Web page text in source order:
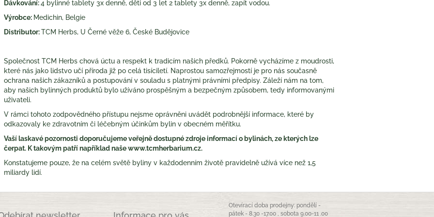
Dávkování:4 bylinné tablety 3x denně, děti od 3 let 2 tablety 3x denně, zapít vodou.
Výrobce: Medichin, Belgie
Distributor:TCM Herbs, U Černé věže 6, České Budějovice
Společnost TCM Herbs chová úctu a respekt k tradicím našich předků. Pokorně vycházíme z moudrosti,
které nás jako lidstvo učí příroda již po celá tisíciletí. Naprostou samozřejmostí je pro nás současně
ochrana našich zákazníků a postupování v souladu s platnými právními předpisy. Záleží nám na tom,
aby našich bylinných produktů bylo užíváno prospěšným a bezpečným způsobem, tedy informovanými
uživateli.
V rámci tohoto zodpovědného přístupu nejsme oprávněni uvádět podrobnější informace, které by
odkazovaly ke zdravotním či léčebným účinkům bylin v obecném měřítku.
Vaší laskavé pozornosti doporučujeme veřejně dostupné zdroje informací o bylinách, ze kterých lze
čerpat. K takovým patří například naše www.tcmherbarium.cz.
Konstatujeme pouze, že na celém světě byliny v každodenním životě pravidelně užívá více než 1,5
miliardy lidí.
Otevírací doba prodejny: pondělí -
pátek - 8.30 -17.00 , sobota 9.00-11 .00